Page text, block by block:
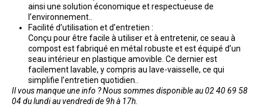
ainsi une solution économique et respectueuse de
l’environnement..
Facilité d’utilisation et d’entretien :
Conçu pour être facile à utiliser et à entretenir, ce seau à
compost est fabriqué en métal robuste et est équipé d’un
seau intérieur en plastique amovible. Ce dernier est
facilement lavable, y compris au lave-vaisselle, ce qui
simplifie l’entretien quotidien..
Il vous manque une info ? Nous sommes disponible au 02 40 69 58
04 du lundi au vendredi de 9h à 17h.